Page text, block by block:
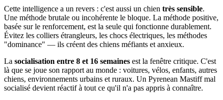
Cette intelligence a un revers : c'est aussi un chien très sensible.
Une méthode brutale ou incohérente le bloque. La méthode positive,
basée sur le renforcement, est la seule qui fonctionne durablement.
Évitez les colliers étrangleurs, les chocs électriques, les méthodes
"dominance" — ils créent des chiens méfiants et anxieux.
La socialisation entre 8 et 16 semaines est la fenêtre critique. C'est
là que se joue son rapport au monde : voitures, vélos, enfants, autres
chiens, environnements urbains et ruraux. Un Pyrenean Mastiff mal
socialisé devient réactif à tout ce qu'il n'a pas appris à connaître.